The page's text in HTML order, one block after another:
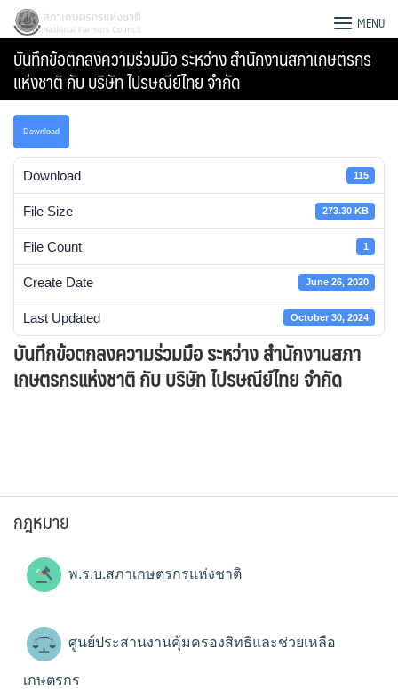
Skip
content
Search
for:
สภาเกษตรกรแห่งชาติ MENU
บันทึกข้อตกลงความร่วมมือ ระหว่าง สำนักงานสภาเกษตรกร
แห่งชาติ กับ บริษัท ไปรษณีย์ไทย จำกัด
Download
Download 115
File Size 273.30 KB
File Count 1
Create Date June 26, 2020
Last Updated October 30, 2024
บันทึกข้อตกลงความร่วมมือ ระหว่าง สำนักงานสภา
เกษตรกรแห่งชาติ กับ บริษัท ไปรษณีย์ไทย จำกัด
กฎหมาย
พ.ร.บ.สภาเกษตรกรแห่งชาติ
ศูนย์ประสานงานคุ้มครองสิทธิและช่วยเหลือ
เกษตรกร